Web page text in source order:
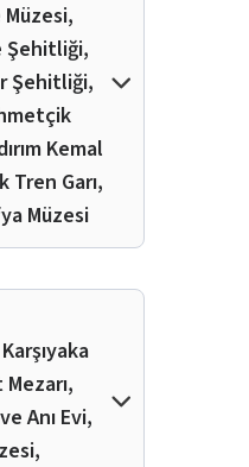
Şehitliği,
Şehitliği,
Kemal
Tren Garı,
Müzesi
Anı Evi,